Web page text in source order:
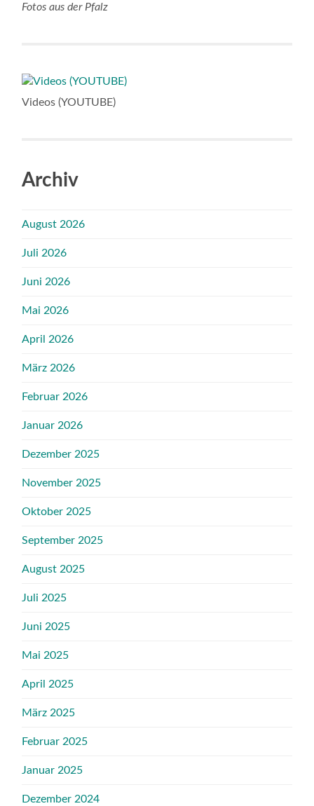
Fotos aus der Pfalz
Videos (YOUTUBE)
Archiv
August 2026
Juli 2026
Juni 2026
Mai 2026
April 2026
März 2026
Februar 2026
Januar 2026
Dezember 2025
November 2025
Oktober 2025
September 2025
August 2025
Juli 2025
Juni 2025
Mai 2025
April 2025
März 2025
Februar 2025
Januar 2025
Dezember 2024